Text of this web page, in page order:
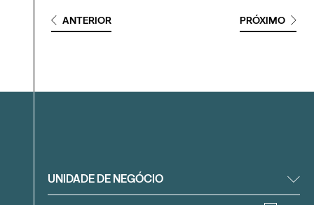
ANTERIOR PRÓXIMO
Filtrar
UNIDADE DE NEGÓCIO